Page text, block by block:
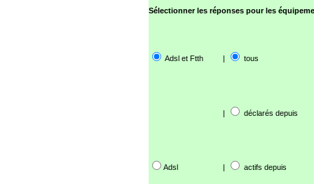
Sélectionner les réponses pour les
Adsl et Ftth | tous
| déclarés depuis
Adsl | actifs depuis